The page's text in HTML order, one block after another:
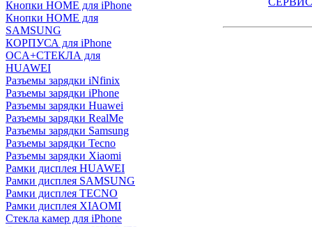
Кнопки HOME для iPhone
Кнопки HOME для
SAMSUNG
КОРПУСА для iPhone
OCA+СТЕКЛА для
HUAWEI
Разъемы зарядки iNfinix
Разъемы зарядки iPhone
Разъемы зарядки Huawei
Разъемы зарядки RealMe
Разъемы зарядки Samsung
Разъемы зарядки Tecno
Разъемы зарядки Xiaomi
Рамки дисплея HUAWEI
Рамки дисплея SAMSUNG
Рамки дисплея TECNO
Рамки дисплея XIAOMI
Стекла камер для iPhone